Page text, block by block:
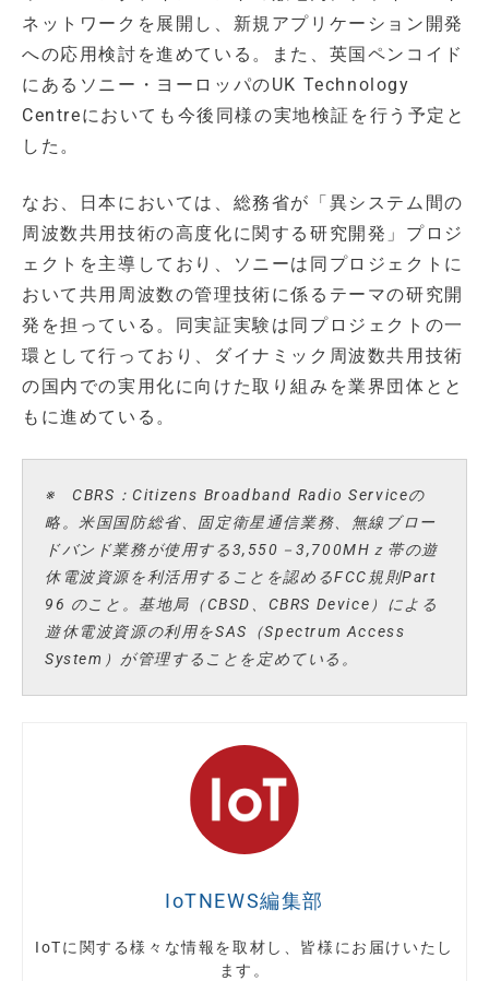
ネットワークを展開し、新規アプリケーション開発
への応用検討を進めている。また、英国ペンコイド
にあるソニー・ヨーロッパのUK Technology
Centreにおいても今後同様の実地検証を行う予定と
した。
なお、日本においては、総務省が「異システム間の
周波数共用技術の高度化に関する研究開発」プロジ
ェクトを主導しており、ソニーは同プロジェクトに
おいて共用周波数の管理技術に係るテーマの研究開
発を担っている。同実証実験は同プロジェクトの一
環として行っており、ダイナミック周波数共用技術
の国内での実用化に向けた取り組みを業界団体とと
もに進めている。
※ CBRS：Citizens Broadband Radio Serviceの
略。米国国防総省、固定衛星通信業務、無線ブロー
ドバンド業務が使用する3,550－3,700MHｚ帯の遊
休電波資源を利活用することを認めるFCC規則Part
96 のこと。基地局（CBSD、CBRS Device）による
遊休電波資源の利用をSAS（Spectrum Access
System）が管理することを定めている。
IoTNEWS編集部
IoTに関する様々な情報を取材し、皆様にお届けいたし
ます。